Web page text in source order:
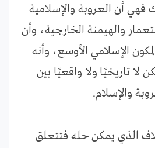
فهي أن العروبة والإسلامية
والهيمنة الخارجية، وأن
الإسلامي الأوسع، وأنه
لا تاريخيًا ولا واقعيًا بين
والإسلام.
الذي يمكن حله فتتعلق